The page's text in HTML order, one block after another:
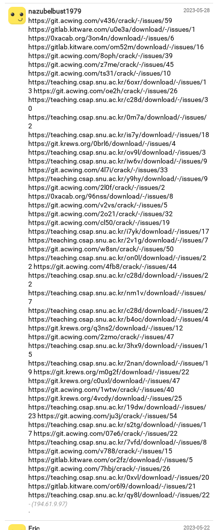
2023-05-28
nazubelbust1979
https://git.acwing.com/v436/crack/-/issues/59
https://gitlab.kitware.com/u0e3a/download/-/issues/1
https://0xacab.org/3on4n/download/-/issues/6
https://gitlab.kitware.com/om52m/download/-/issues/16
https://git.acwing.com/8oph/crack/-/issues/39
https://git.acwing.com/z7me/crack/-/issues/45
https://git.acwing.com/ts31/crack/-/issues/10
https://teaching.csap.snu.ac.kr/6oxr/download/-/issues/1
3 https://git.acwing.com/oe2h/crack/-/issues/26
https://teaching.csap.snu.ac.kr/c28d/download/-/issues/3
0
https://teaching.csap.snu.ac.kr/0m7a/download/-/issues/
2
https://teaching.csap.snu.ac.kr/is7y/download/-/issues/18
https://git.krews.org/0brl6/download/-/issues/4
https://teaching.csap.snu.ac.kr/ov9l/download/-/issues/3
https://teaching.csap.snu.ac.kr/iw6v/download/-/issues/9
https://git.acwing.com/4l7i/crack/-/issues/33
https://teaching.csap.snu.ac.kr/y9hy/download/-/issues/9
https://git.acwing.com/2l0f/crack/-/issues/2
https://0xacab.org/96nss/download/-/issues/8
https://git.acwing.com/v2vs/crack/-/issues/5
https://git.acwing.com/2o21/crack/-/issues/32
https://git.acwing.com/cl50/crack/-/issues/19
https://teaching.csap.snu.ac.kr/i7yk/download/-/issues/17
https://teaching.csap.snu.ac.kr/2v1g/download/-/issues/7
https://git.acwing.com/w8sn/crack/-/issues/50
https://teaching.csap.snu.ac.kr/on0l/download/-/issues/2
2 https://git.acwing.com/4fb8/crack/-/issues/44
https://teaching.csap.snu.ac.kr/c28d/download/-/issues/2
2
https://teaching.csap.snu.ac.kr/nm1v/download/-/issues/
7
https://teaching.csap.snu.ac.kr/c28d/download/-/issues/2
https://teaching.csap.snu.ac.kr/b4oc/download/-/issues/4
https://git.krews.org/q3ns2/download/-/issues/12
https://git.acwing.com/2zmo/crack/-/issues/47
https://teaching.csap.snu.ac.kr/3hx9/download/-/issues/1
5
https://teaching.csap.snu.ac.kr/2nan/download/-/issues/1
9 https://git.krews.org/m0g2f/download/-/issues/22
https://git.krews.org/c0uxl/download/-/issues/47
https://git.acwing.com/1wtw/crack/-/issues/40
https://git.krews.org/4vcdy/download/-/issues/25
https://teaching.csap.snu.ac.kr/19dw/download/-/issues/
23 https://git.acwing.com/ju3j/crack/-/issues/54
https://teaching.csap.snu.ac.kr/s2tg/download/-/issues/1
7 https://git.acwing.com/07e6/crack/-/issues/22
https://teaching.csap.snu.ac.kr/7vfd/download/-/issues/8
https://git.acwing.com/v788/crack/-/issues/15
https://gitlab.kitware.com/or2fz/download/-/issues/5
https://git.acwing.com/7hbj/crack/-/issues/26
https://teaching.csap.snu.ac.kr/0xvl/download/-/issues/20
https://gitlab.kitware.com/or6l9/download/-/issues/21
https://teaching.csap.snu.ac.kr/qy8l/download/-/issues/22
(194.61.9.97)
·
2023-05-22